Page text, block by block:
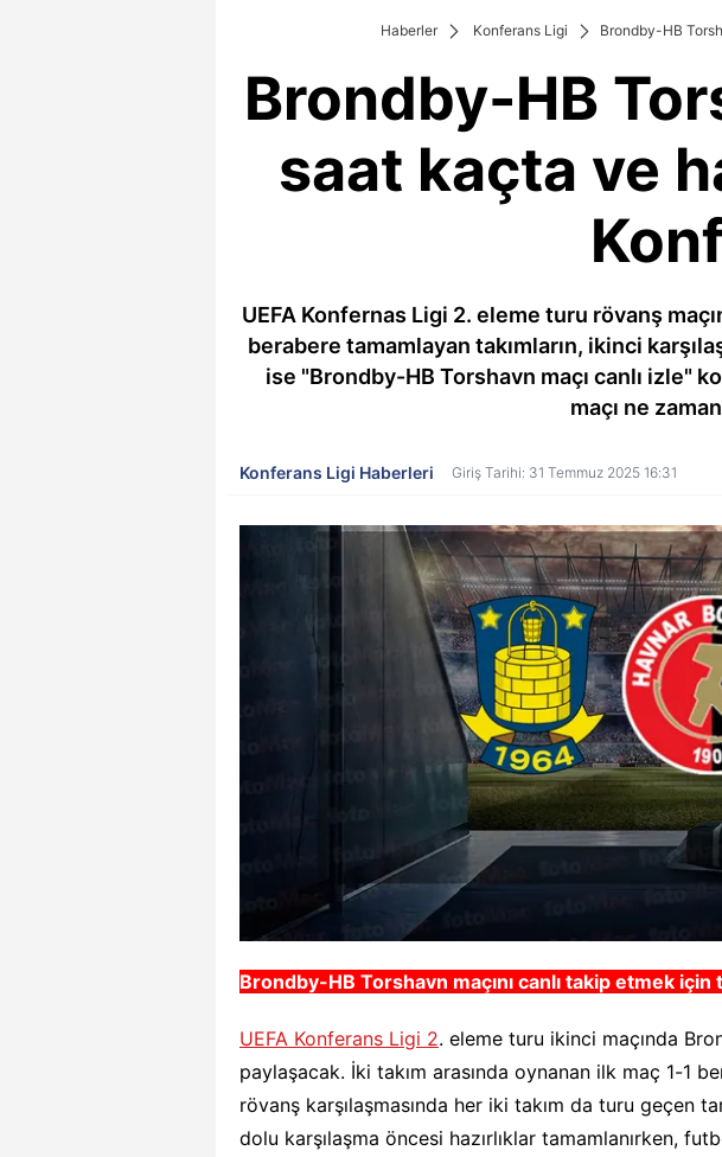
Haberler Konferans Ligi Brondby-HB
Brondby-HB
saat kaçta ve
UEFA Konfernas Ligi 2. eleme turu rövanş
berabere tamamlayan takımların, ikinci
ise "Brondby-HB Torshavn maçı canlı izle"
maçı ne
Konferans Ligi Haberleri Giriş Tarihi: 31 Temmuz 2025 16:31
Brondby-HB Torshavn maçını canlı takip etmek için
UEFA Konferans Ligi 2. eleme turu ikinci maçında
paylaşacak. İki takım arasında oynanan ilk maç 1-1
rövanş karşılaşmasında her iki takım da turu geçen
dolu karşılaşma öncesi hazırlıklar tamamlanırken,